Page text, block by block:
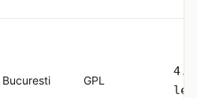
Bucuresti GPL